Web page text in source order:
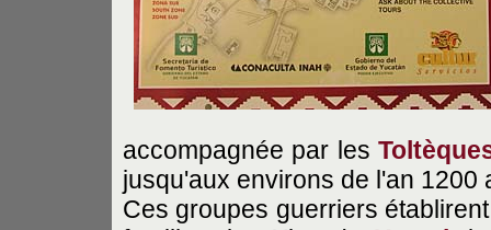
accompagnée par les
jusqu'aux environs de l'an 1200
Ces groupes guerriers